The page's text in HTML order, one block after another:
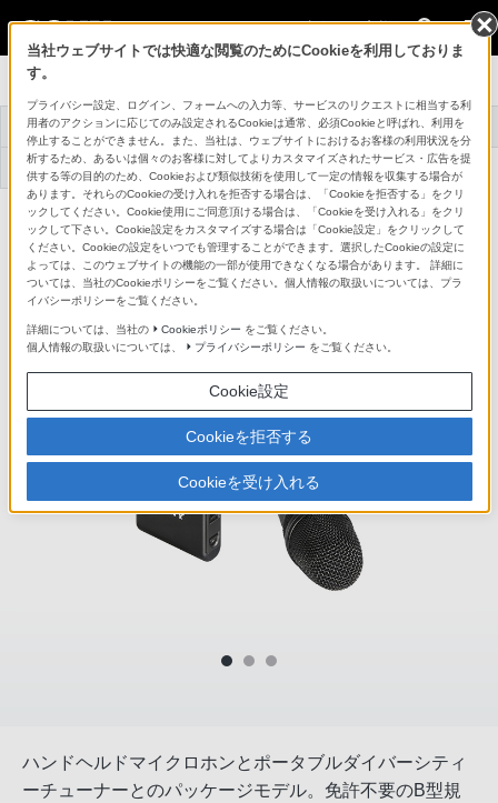
法人のお客様
プロオーディオ
トップ 商品一覧 アクセサリー 事例紹介
機器アップデート
ファームウェア
サポート・お問い合
わせ
ワイヤレスマイクロホンパッケージ
UWP-D12
詳細メニュー
ハンドヘルドマイクロホンとポータブルダイバーシティ
ーチューナーとのパッケージモデル。免許不要のB型規
当社ウェブサイトでは快適な閲覧のためにCookieを利用しておりま
す。
プライバシー設定、ログイン、フォームへの入力等、サービスのリクエストに相当する利
用者のアクションに応じてのみ設定されるCookieは通常、必須Cookieと呼ばれ、利用を
停止することができません。また、当社は、ウェブサイトにおけるお客様の利用状況を分
析するため、あるいは個々のお客様に対してよりカスタマイズされたサービス・広告を提
供する等の目的のため、Cookieおよび類似技術を使用して一定の情報を収集する場合が
あります。それらのCookieの受け入れを拒否する場合は、「Cookieを拒否する」をクリ
ックしてください。Cookie使用にご同意頂ける場合は、「Cookieを受け入れる」をクリ
ックして下さい。Cookie設定をカスタマイズする場合は「Cookie設定」をクリックして
ください。Cookieの設定をいつでも管理することができます。選択したCookieの設定に
よっては、このウェブサイトの機能の一部が使用できなくなる場合があります。 詳細に
ついては、当社のCookieポリシーをご覧ください。個人情報の取扱いについては、プラ
イバシーポリシーをご覧ください。
詳細については、当社の Cookieポリシー をご覧ください。
個人情報の取扱いについては、
プライバシーポリシー をご覧ください。
Cookie設定
Cookieを拒否する
Cookieを受け入れる